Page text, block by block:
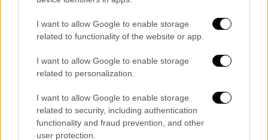
I want to allow Google to enable storage
related to functionality of the website or app.
I want to allow Google to enable storage
related to personalization.
I want to allow Google to enable storage
related to security, including authentication
functionality and fraud prevention, and other
user protection.
Ελλάδα|07.01.2024 22:45
«Άλλα είπε σε εμάς και άλλα σε